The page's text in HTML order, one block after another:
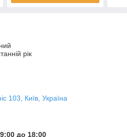
рік
103, Київ, Україна
до 18:00